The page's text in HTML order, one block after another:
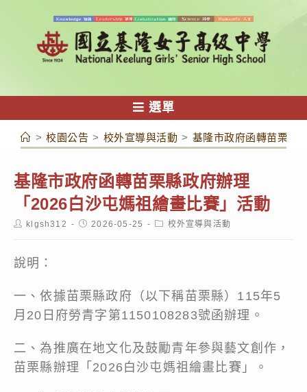
容
選單
> 校園公告 > 校外宣導與活動 > 基隆市政府函轉苗栗縣
基隆市政府函轉苗栗縣政府辦理
「2026白沙屯媽祖繪畫比賽」活動
Postklgsh312
Post2026-05-25
Post校外宣導與活動
說明：
一、依據苗栗縣政府（以下稱苗栗縣）115年5
月20日府勞青字第1150108283號函辦理。
二、為推廣在地文化及鼓勵青年參與藝文創作，
苗栗縣辦理「2026白沙屯媽祖繪畫比賽」。